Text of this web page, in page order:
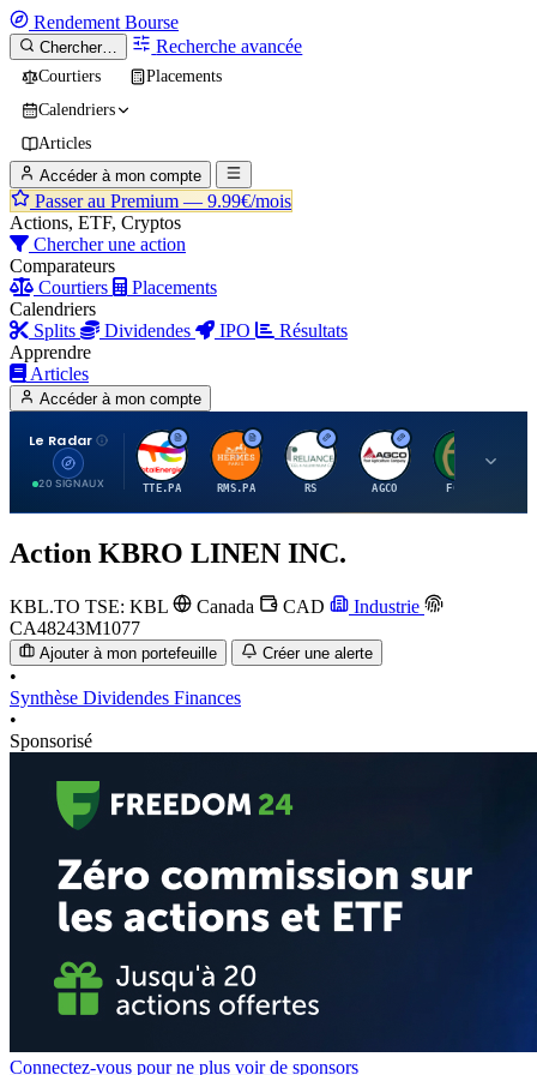
Rendement Bourse
Chercher… Recherche avancée
Courtiers
Placements
Calendriers
Articles
Accéder à mon compte
Passer au Premium — 9.99€/mois
Actions, ETF, Cryptos
Chercher une action
Comparateurs
Courtiers
Placements
Calendriers
Splits
Dividendes IPO
Résultats
Apprendre
Articles
Accéder à mon compte
Le Radar
20 SIGNAUX
T
TTE.PA
H
RMS.PA
R
RS
A
AGCO FCFS
Action KBRO LINEN INC.
KBL.TO TSE: KBL Canada CAD
Industrie
CA48243M1077
Ajouter à mon portefeuille Créer une alerte
•
Synthèse Dividendes Finances
•
Sponsorisé
Connectez-vous pour ne plus voir de sponsors